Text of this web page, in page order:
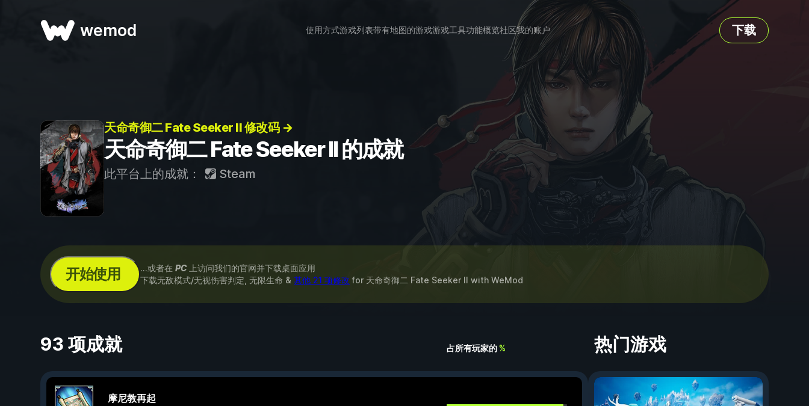
wemod 使用方式游戏列表带有地图的游戏游戏工具功能概览社区我的账户 下载
天命奇御二 Fate Seeker II 修改码 →
天命奇御二 Fate Seeker II 的成就
此平台上的成就： Steam
开始使用 ...或者在 PC上访问我们的官网并下载桌面应用
下载无敌模式/无视伤害判定, 无限生命 & 其他 21 项修改 for 天命奇御二 Fate Seeker II with WeMod
93 项成就 占所有玩家的%
摩尼教再起
热门游戏